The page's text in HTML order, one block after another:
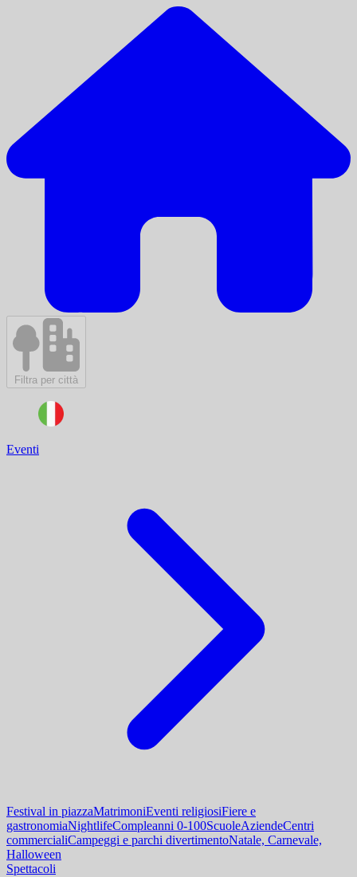
Filtra per città
Eventi
Festival in piazzaMatrimoniEventi religiosiFiere e
gastronomiaNightlifeCompleanni 0-100ScuoleAziendeCentri
commercialiCampeggi e parchi divertimentoNatale, Carnevale,
Halloween
Spettacoli